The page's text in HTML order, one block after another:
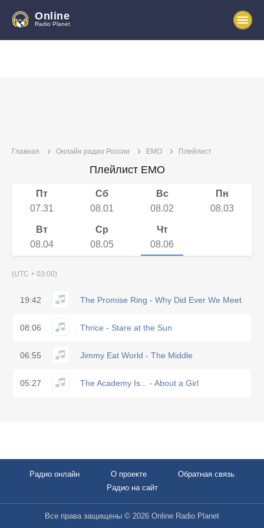
Online
Radio Planet
Главная Онлайн радио России EMO Плейлист
Плейлист EMO
Пт
07.31
Сб
08.01
Вс
08.02
Пн
08.03
Вт
08.04
Ср
08.05
Чт
08.06
(UTC + 03:00)
19:42 The Promise Ring - Why Did Ever We Meet
08:06 Thrice - Stare at the Sun
06:55 Jimmy Eat World - The Middle
05:27 The Academy Is... - About a Girl
Радио онлайн О проекте
Обратная связь
Радио на сайт
Все права защищены © 2026 Online Radio Planet